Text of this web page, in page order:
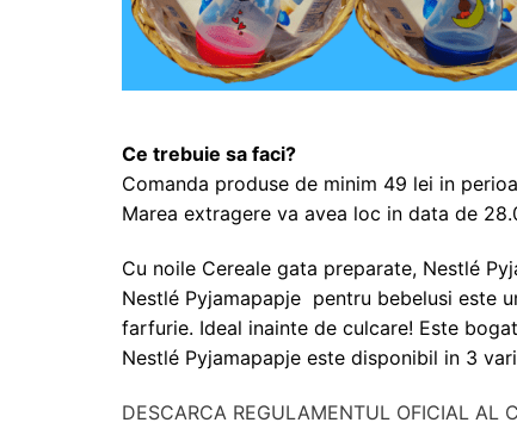
Ce trebuie sa faci?
Comanda produse de minim 49 lei in
Marea extragere va avea loc in data de
Cu noile Cereale gata preparate, Nestlé
Nestlé Pyjamapapje pentru bebelusi este
farfurie. Ideal inainte de culcare! Este
Nestlé Pyjamapapje este disponibil in 3
DESCARCA REGULAMENTUL OFICIAL AL